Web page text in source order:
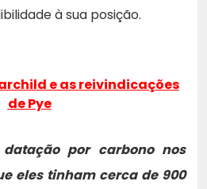
à sua posição.
e as reivindicações
de Pye
por carbono nos
eles tinham cerca de 900